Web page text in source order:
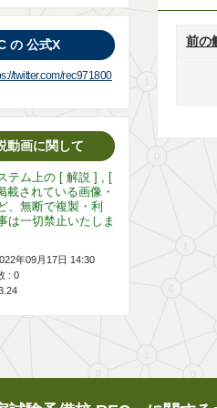
前の
の 公式X
twitter.com/rec971800
動画に関して
テム上の [ 解説 ] , [
載されている画像・
、無断で複製・利
は一切禁止いたしま
年09月17日 14:30
: 0